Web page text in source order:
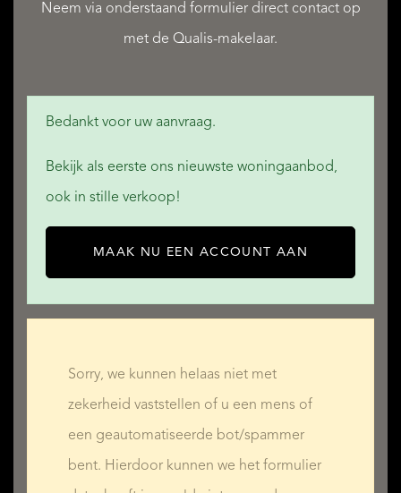
MEER LEZEN
Neem via onderstaand formulier direct contact op
met de Qualis-makelaar.
Bedankt voor uw aanvraag.
Bekijk als eerste ons nieuwste woningaanbod,
ook in stille verkoop!
MAAK NU EEN ACCOUNT AAN
Sorry, we kunnen helaas niet met
zekerheid vaststellen of u een mens of
een geautomatiseerde bot/spammer
bent. Hierdoor kunnen we het formulier